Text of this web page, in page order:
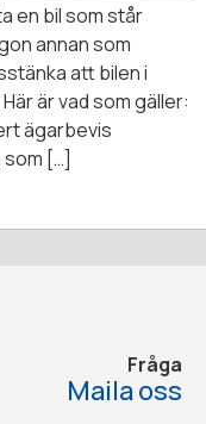
en bil som står
annan som
att bilen i
är vad som gäller:
ägarbevis
[…]
Fråga
Maila oss